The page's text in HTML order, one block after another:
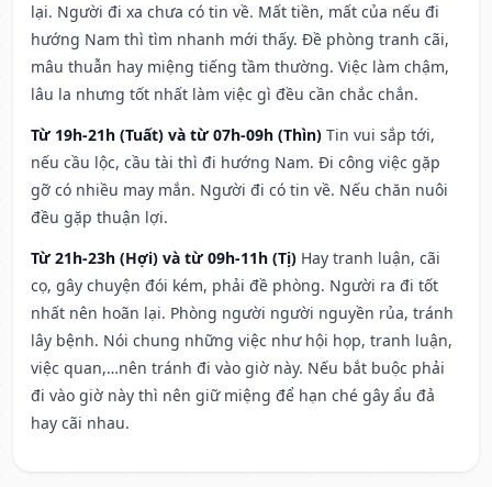
lại. Người đi xa chưa có tin về. Mất tiền, mất của nếu đi
hướng Nam thì tìm nhanh mới thấy. Đề phòng tranh cãi,
mâu thuẫn hay miệng tiếng tầm thường. Việc làm chậm,
lâu la nhưng tốt nhất làm việc gì đều cần chắc chắn.
Từ 19h-21h (Tuất) và từ 07h-09h (Thìn) Tin vui sắp tới,
nếu cầu lộc, cầu tài thì đi hướng Nam. Đi công việc gặp
gỡ có nhiều may mắn. Người đi có tin về. Nếu chăn nuôi
đều gặp thuận lợi.
Từ 21h-23h (Hợi) và từ 09h-11h (Tị) Hay tranh luận, cãi
cọ, gây chuyện đói kém, phải đề phòng. Người ra đi tốt
nhất nên hoãn lại. Phòng người người nguyền rủa, tránh
lây bệnh. Nói chung những việc như hội họp, tranh luận,
việc quan,…nên tránh đi vào giờ này. Nếu bắt buộc phải
đi vào giờ này thì nên giữ miệng để hạn ché gây ẩu đả
hay cãi nhau.